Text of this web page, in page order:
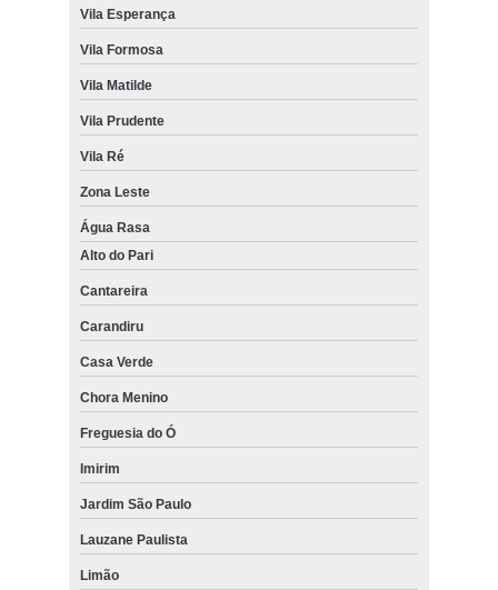
Vila Esperança
Vila Formosa
Vila Matilde
Vila Prudente
Vila Ré
Zona Leste
Água Rasa
Alto do Pari
Cantareira
Carandiru
Casa Verde
Chora Menino
Freguesia do Ó
Imirim
Jardim São Paulo
Lauzane Paulista
Limão